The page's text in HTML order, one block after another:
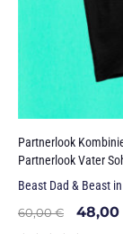
Partnerlook
Partnerlook Vater
Beast Dad & Beast
60,00€ 48,00